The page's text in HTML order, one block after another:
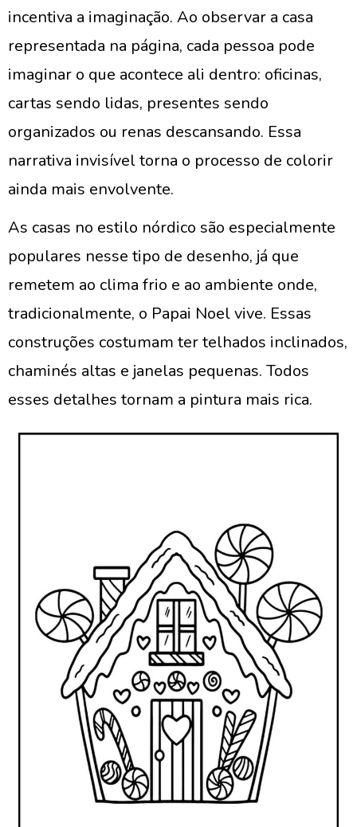
incentiva a imaginação. Ao observar a casa
representada na página, cada pessoa pode
imaginar o que acontece ali dentro: oficinas,
cartas sendo lidas, presentes sendo
organizados ou renas descansando. Essa
narrativa invisível torna o processo de colorir
ainda mais envolvente.
As casas no estilo nórdico são especialmente
populares nesse tipo de desenho, já que
remetem ao clima frio e ao ambiente onde,
tradicionalmente, o Papai Noel vive. Essas
construções costumam ter telhados inclinados,
chaminés altas e janelas pequenas. Todos
esses detalhes tornam a pintura mais rica.